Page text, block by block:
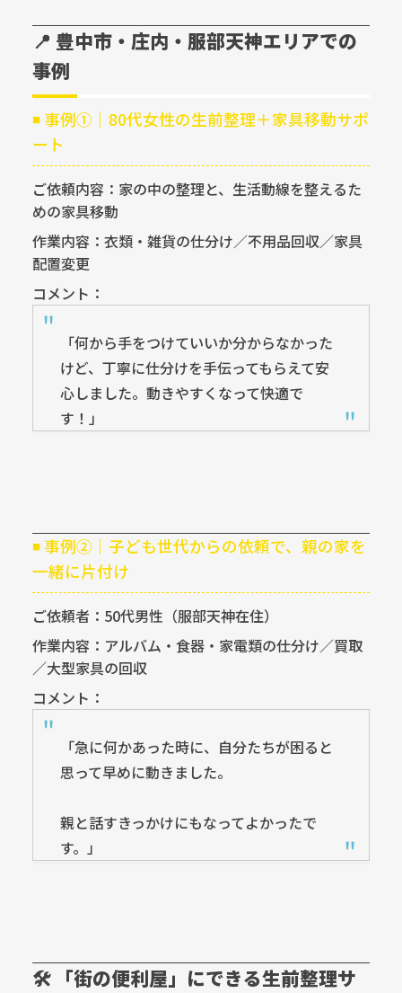
📍 豊中市・庄内・服部天神エリアでの
事例
◾ 事例①｜80代女性の生前整理＋家具移動サポ
ート
ご依頼内容：家の中の整理と、生活動線を整えるた
めの家具移動
作業内容：衣類・雑貨の仕分け／不用品回収／家具
配置変更
コメント：
「何から手をつけていいか分からなかった
けど、丁寧に仕分けを手伝ってもらえて安
心しました。動きやすくなって快適で
す！」
◾ 事例②｜子ども世代からの依頼で、親の家を
一緒に片付け
ご依頼者：50代男性（服部天神在住）
作業内容：アルバム・食器・家電類の仕分け／買取
／大型家具の回収
コメント：
「急に何かあった時に、自分たちが困ると
思って早めに動きました。
親と話すきっかけにもなってよかったで
す。」
🛠️ 「街の便利屋」にできる生前整理サ